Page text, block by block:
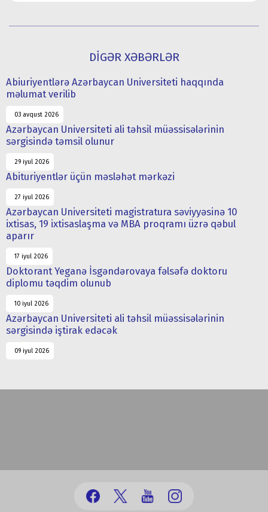
DİGƏR XƏBƏRLƏR
Abiuriyentlərə Azərbaycan Universiteti haqqında
məlumat verilib
03 avqust 2026
Azərbaycan Universiteti ali təhsil müəssisələrinin
sərgisində təmsil olunur
29 iyul 2026
Abituriyentlər üçün məsləhət mərkəzi
27 iyul 2026
Azərbaycan Universiteti magistratura səviyyəsinə 10
ixtisas, 19 ixtisaslaşma və MBA proqramı üzrə qəbul
aparır
17 iyul 2026
Doktorant Yeganə İsgəndərovaya fəlsəfə doktoru
diplomu təqdim olunub
10 iyul 2026
Azərbaycan Universiteti ali təhsil müəssisələrinin
sərgisində iştirak edəcək
09 iyul 2026